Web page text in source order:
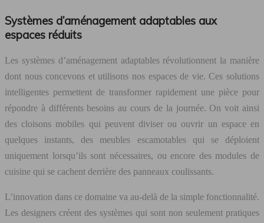
Systèmes d’aménagement adaptables aux
espaces réduits
Les systèmes d’aménagement adaptables révolutionnent la manière
dont nous concevons et utilisons nos espaces de vie. Ces solutions
intelligentes permettent de transformer rapidement une pièce pour
répondre à différents besoins au cours de la journée. On voit ainsi
des cloisons mobiles qui peuvent diviser ou ouvrir un espace en
quelques instants, des meubles escamotables qui se déploient
uniquement lorsqu’ils sont nécessaires, ou encore des modules de
cuisine qui se cachent derrière des panneaux coulissants.
L’innovation dans ce domaine va au-delà de la simple fonctionnalité.
Les designers créent des systèmes qui sont non seulement pratiques